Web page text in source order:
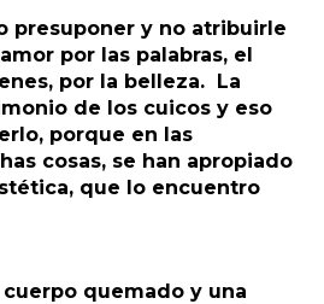
presuponer y no atribuirle
por las palabras, el
por la belleza. La
de los cuicos y eso
porque en las
cosas, se han apropiado
que lo encuentro
quemado y una